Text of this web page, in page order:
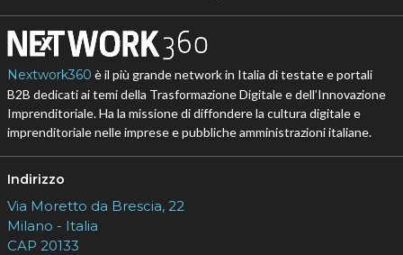
Nextwork360 è il più grande network in Italia di testate e portali
B2B dedicati ai temi della Trasformazione Digitale e dell’Innovazione
Imprenditoriale. Ha la missione di diffondere la cultura digitale e
imprenditoriale nelle imprese e pubbliche amministrazioni italiane.
Indirizzo
Via Moretto da Brescia, 22
Milano - Italia
CAP 20133